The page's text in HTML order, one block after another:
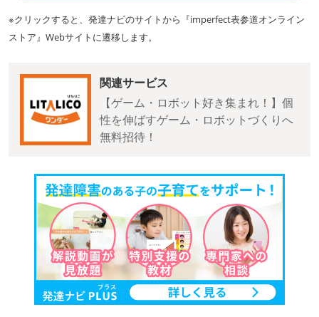
※クリックすると、発達ナビのサイトから『imperfect表参道オンライン
ストア』Webサイトに遷移します。
関連サービス
【ゲーム・ロボット好き集まれ！】個
性を伸ばすゲーム・ロボットづくりへ
無料招待！